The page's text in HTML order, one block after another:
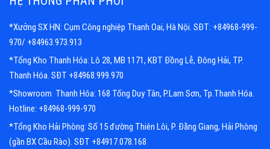
*Xưởng SX HN: Cụm Công nghiệp Thanh Oai, Hà Nội. SĐT: +84968-999-
970/ +84963.973.913
*Tổng Kho Thanh Hóa: Lô 28, MB 1171, KBT Đồng Lễ, Đông Hải, TP.
Thanh Hóa. SĐT +84968.999.970
*Showroom Thanh Hóa: 168 Tống Duy Tân, P.Lam Sơn, Tp.Thanh Hóa.
Hotline: +84968-999-970
*Tổng Kho Hải Phòng: Số 15 đường Thiên Lôi, P. Đằng Giang, Hải Phòng
(gần BX Cầu Rào). SĐT +84917.078.168